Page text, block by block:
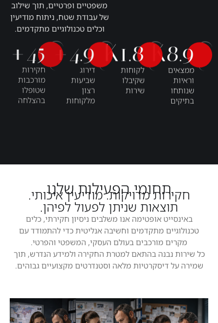
משפטיים ופרטיים, תוך שילוב
של עבודת שטח, ניתוח מודיעין
וכלים טכנולוגיים מתקדמים.
ממצאים
וראיות
שנותחו
בתיקים
8.9
K
לקוחות
שקיבלו
שירות
1.8
K
דירוג
שביעות
רצון
מלקוחות
4.9
+
חקירות
מורכבות
שטופלו
בהצלחה
45
+
תחומי הפעילות שלנו
חקירות מדויקות. מודיעין איכותי.
תוצאות שניתן לפעול לפיהן.
באינסייט אופטימה אנו משלבים ניסיון חקירתי, כלים
טכנולוגיים מתקדמים וחשיבה אנליטית כדי להתמודד עם
מקרים מורכבים בעולם העסקי, המשפטי והפרטי.
כל שירות נבנה בהתאם למטרת החקירה ולמידע הנדרש, תוך
שמירה על דיסקרטיות מלאה וסטנדרטים מקצועיים גבוהים.